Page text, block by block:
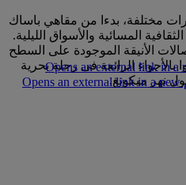
مختلفة، بدءا من مقاهي باساك
المسائية والأسواق الليلية.
الأنيقة الموجودة على السطح
بالأجواء الرائعة في رحلة بحرية
نهر ميكونغ.
مركز الإعلام Opens an external link in a new